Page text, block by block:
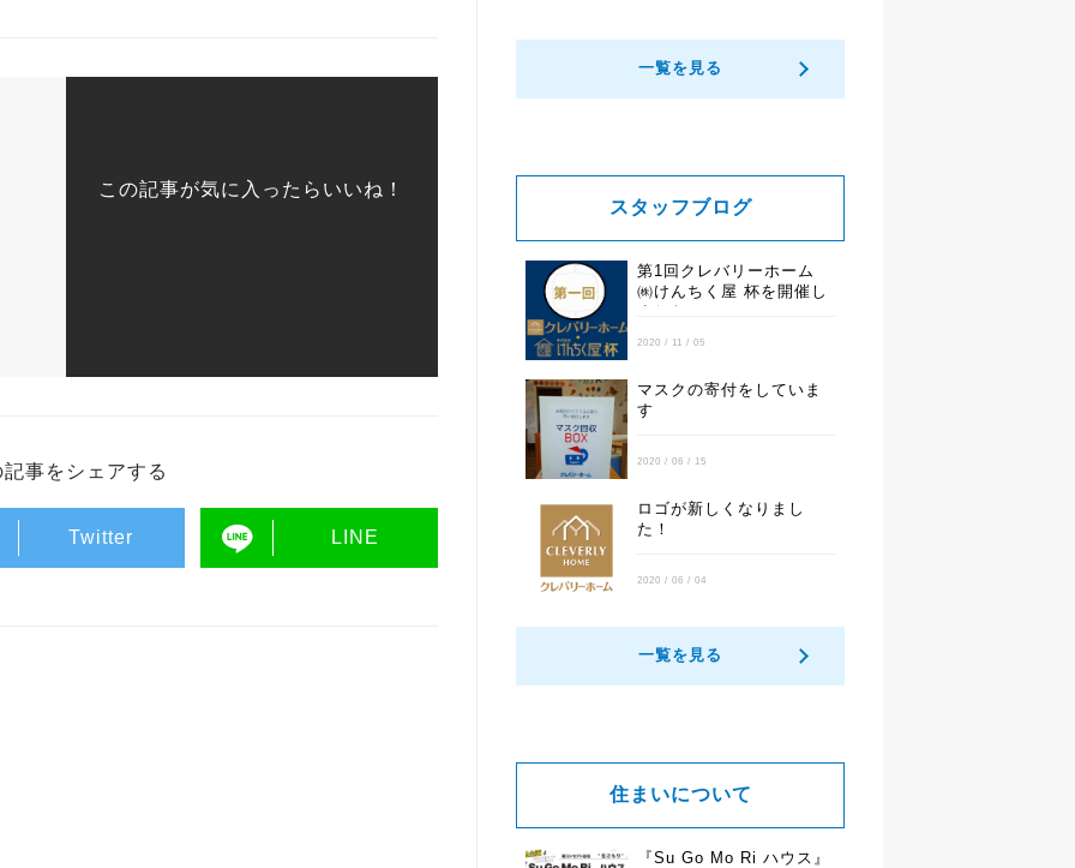
この記事が気に入ったらいいね！
事をシェアする
Twitter LINE
一覧を見る
スタッフブログ
第1回クレバリーホーム
㈱けんちく屋 杯を開催し
ました
2020 / 11 / 05
マスクの寄付をしていま
す
2020 / 06 / 15
ロゴが新しくなりまし
た！
2020 / 06 / 04
一覧を見る
住まいについて
『Su Go Mo Ri ハウス』